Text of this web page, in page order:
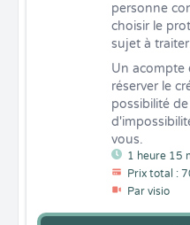
1 heure 15
Prix total :
Par visio
Un acompte
réserver le
possibilité
vous.
personne
choisir le
sujet à